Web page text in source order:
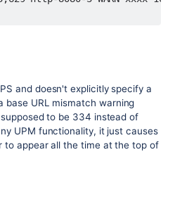
and doesn't explicitly specify a
base URL mismatch warning
to be 334 instead of
UPM functionality, it just causes
to appear all the time at the top of